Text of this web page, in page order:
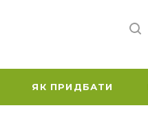
ЯК ПРИДБАТИ